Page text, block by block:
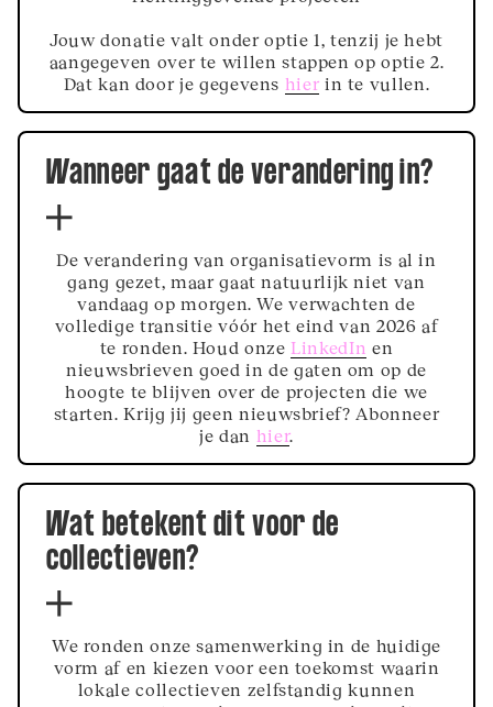
Jouw donatie valt onder optie 1, tenzij je hebt
aangegeven over te willen stappen op optie 2.
Dat kan door je gegevens hier in te vullen.
Wanneer gaat de verandering in?
De verandering van organisatievorm is al in
gang gezet, maar gaat natuurlijk niet van
vandaag op morgen. We verwachten de
volledige transitie vóór het eind van 2026 af
te ronden. Houd onzeLinkedIn en
nieuwsbrieven goed in de gaten om op de
hoogte te blijven over de projecten die we
starten. Krijg jij geen nieuwsbrief? Abonneer
je dan hier.
Wat betekent dit voor de
collectieven?
We ronden onze samenwerking in de huidige
vorm af en kiezen voor een toekomst waarin
lokale collectieven zelfstandig kunnen